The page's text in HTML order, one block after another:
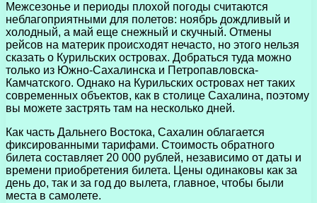
Межсезонье и периоды плохой погоды считаются
неблагоприятными для полетов: ноябрь дождливый и
холодный, а май еще снежный и скучный. Отмены
рейсов на материк происходят нечасто, но этого нельзя
сказать о Курильских островах. Добраться туда можно
только из Южно-Сахалинска и Петропавловска-
Камчатского. Однако на Курильских островах нет таких
современных объектов, как в столице Сахалина, поэтому
вы можете застрять там на несколько дней.
Как часть Дальнего Востока, Сахалин облагается
фиксированными тарифами. Стоимость обратного
билета составляет 20 000 рублей, независимо от даты и
времени приобретения билета. Цены одинаковы как за
день до, так и за год до вылета, главное, чтобы были
места в самолете.